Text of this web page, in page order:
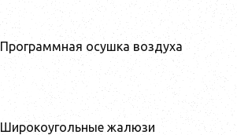
Программная осушка воздуха
Широкоугольные жалюзи